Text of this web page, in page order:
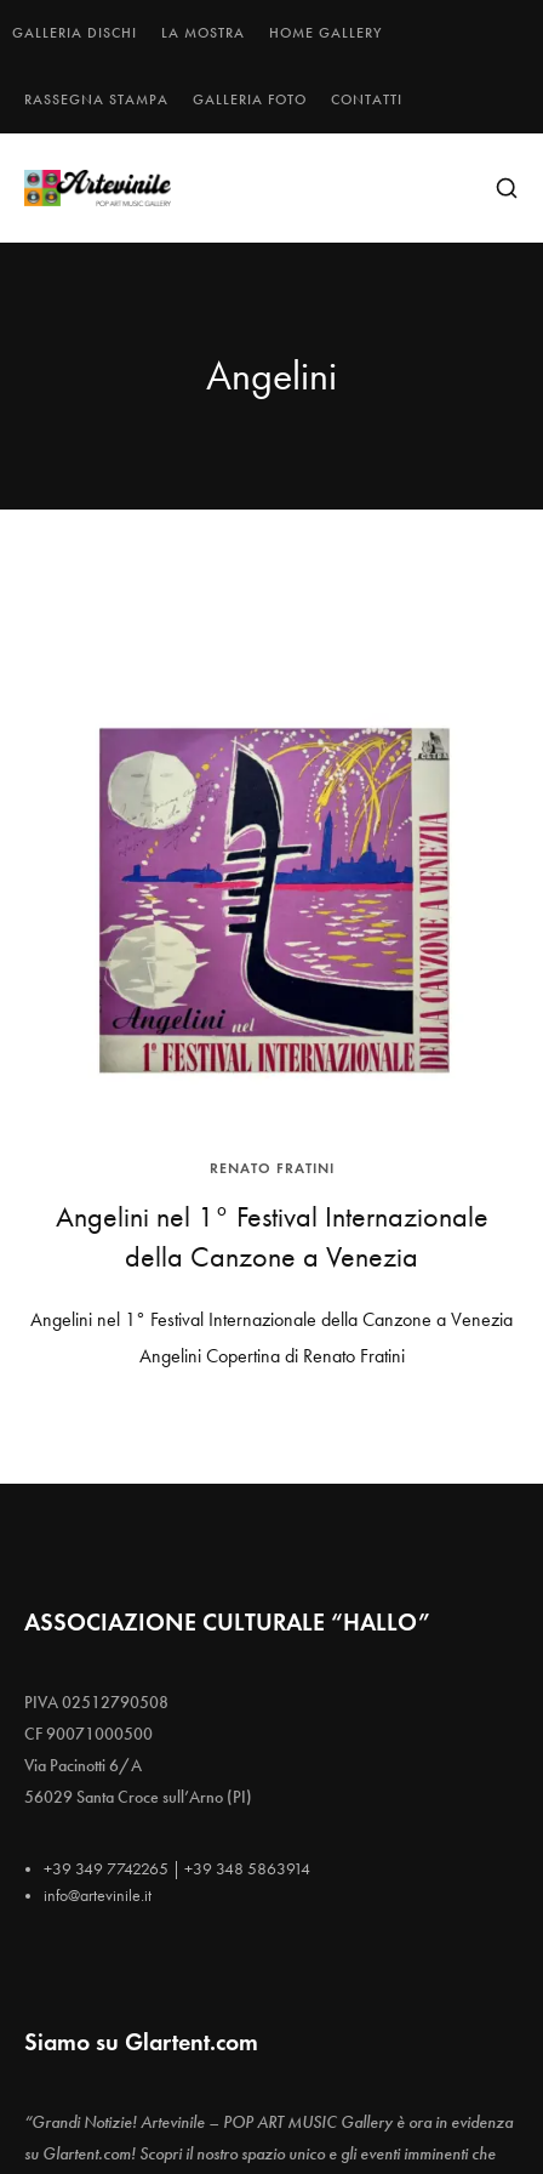
GALLERIA DISCHI LA MOSTRA HOME GALLERY
RASSEGNA STAMPA GALLERIA FOTO CONTATTI
Angelini
RENATO FRATINI
Angelini nel 1° Festival Internazionale
della Canzone a Venezia
Angelini nel 1° Festival Internazionale della Canzone a Venezia
Angelini Copertina di Renato Fratini
ASSOCIAZIONE CULTURALE “HALLO”
PIVA 02512790508
CF 90071000500
Via Pacinotti 6/A
56029 Santa Croce sull’Arno (PI)
+39 349 7742265 | +39 348 5863914
info@artevinile.it
Siamo su Glartent.com
“Grandi Notizie! Artevinile – POP ART MUSIC Gallery è ora in evidenza
su Glartent.com! Scopri il nostro spazio unico e gli eventi imminenti che